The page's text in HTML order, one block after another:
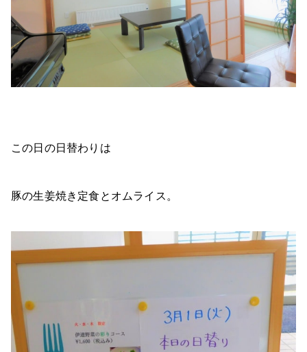
この日の日替わりは
豚の生姜焼き定食とオムライス。